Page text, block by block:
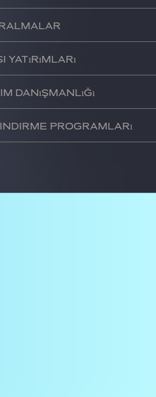
yatırımları
danışmanlığı
Programları